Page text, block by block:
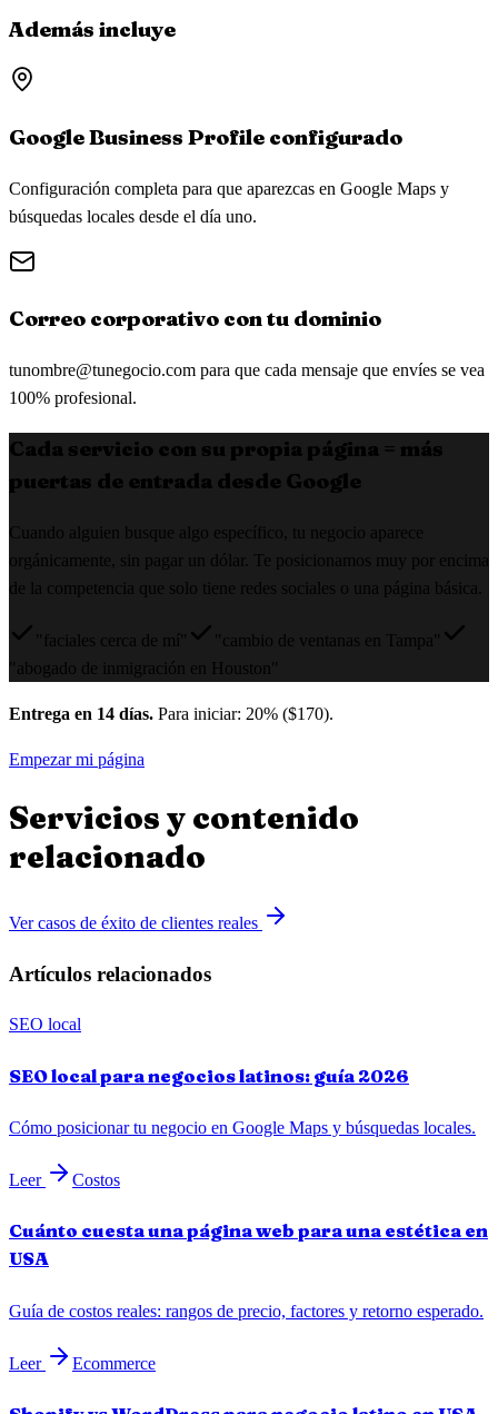
Además incluye
Google Business Profile configurado
Configuración completa para que aparezcas en Google Maps y
búsquedas locales desde el día uno.
Correo corporativo con tu dominio
tunombre@tunegocio.com para que cada mensaje que envíes se vea
100% profesional.
Cada servicio con su propia página = más
puertas de entrada desde Google
Cuando alguien busque algo específico, tu negocio aparece
orgánicamente, sin pagar un dólar. Te posicionamos muy por encima
de la competencia que solo tiene redes sociales o una página básica.
"faciales cerca de mí"
"cambio de ventanas en Tampa"
"abogado de inmigración en Houston"
Entrega en 14 días. Para iniciar: 20% ($170).
Empezar mi página
Servicios y contenido
relacionado
Ver casos de éxito de clientes reales
Artículos relacionados
SEO local
SEO local para negocios latinos: guía 2026
Cómo posicionar tu negocio en Google Maps y búsquedas locales.
Leer Costos
Cuánto cuesta una página web para una estética en
USA
Guía de costos reales: rangos de precio, factores y retorno esperado.
Leer Ecommerce